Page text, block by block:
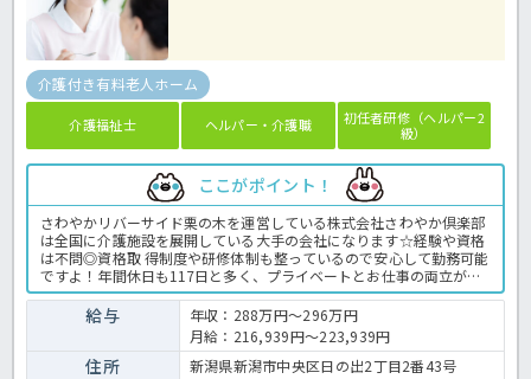
介護付き有料老人ホーム
介護福祉士 ヘルパー・介護職
初任者研修（ヘルパー2
級）
ここがポイント！
さわやかリバーサイド栗の木を運営している株式会社さわやか倶楽部
は全国に介護施設を展開している大手の会社になります☆経験や資格
は不問◎資格取 得制度や研修体制も整っているので安心して勤務可能
ですよ！年間休日も117日と多く、プライベートとお仕事の両立が可
能な環境になります☆定年が65歳で長く勤務することも可能で、65歳
以降も条件面は変わらずに働けるので安心の職場です〇求人が気にな
る方は是非ほっ介護までお問い合わせください！有料老人ホームでの
介護業務全般です。＜介護職 正職員 有料老人ホームの求人＞
給与
年収：288万円～296万円
月給：216,939円～223,939円
住所 新潟県新潟市中央区日の出2丁目2番43号